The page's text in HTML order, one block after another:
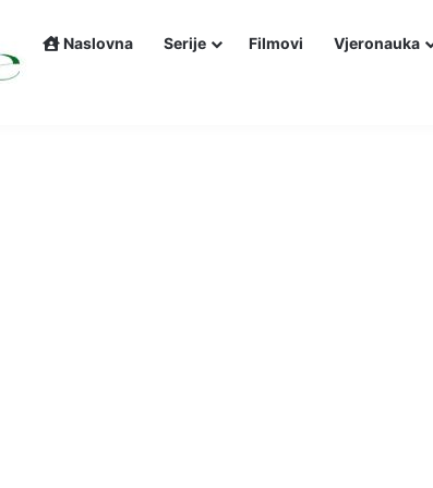
Naslovna Serije Filmovi Vjeronauka